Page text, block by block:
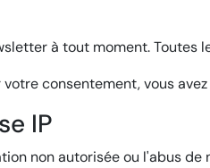
à tout moment.
consentement, vous
IP
non autorisée ou l'abus